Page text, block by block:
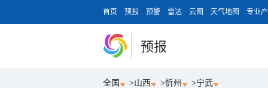
首页 预报 预警 雷达 云图 天气地图 专业
预报
全国 >山西 >忻州 >宁武